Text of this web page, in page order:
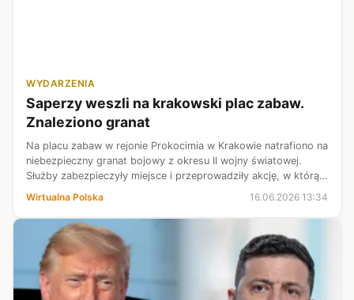
WYDARZENIA
Saperzy weszli na krakowski plac zabaw.
Znaleziono granat
Na placu zabaw w rejonie Prokocimia w Krakowie natrafiono na
niebezpieczny granat bojowy z okresu II wojny światowej.
Służby zabezpieczyły miejsce i przeprowadziły akcję, w którą
Wirtualna Polska 16.06.2026 13:34